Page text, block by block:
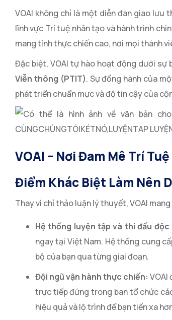
VOAI không chỉ là một diễn đàn giao
lĩnh vực Trí tuệ nhân tạo và hành trình
mang tính thực chiến cao, nơi mọi thành
Đặc biệt, VOAI tự hào hoạt động dưới
Viễn thông (PTIT). Sự đồng hành của
phát triển chuẩn mực và độ tin cậy của
VOAI – Nơi Đam Mê Trí
Điểm Khác Biệt Làm Nên
Thay vì chỉ thảo luận lý thuyết, VOAI
Hệ thống luyện tập và thi đấu độc
ngay tại Việt Nam. Hệ thống cung
bộ của bạn qua từng giai đoạn.
Đội ngũ vận hành thực chiến: VOAI
trực tiếp đứng trong ban tổ chức
hiệu quả và lộ trình để bạn tiến xa